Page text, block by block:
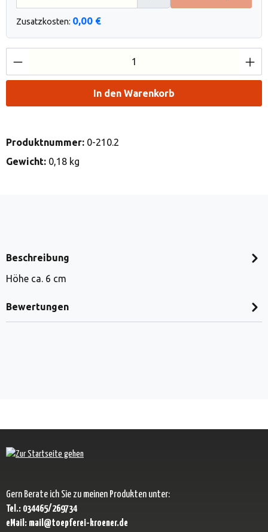
Zusatzkosten: 0,00 €
Produkt Anzahl: Gib den gewünschten
In den Warenkorb
Produktnummer: 0-210.2
Gewicht: 0,18 kg
Beschreibung
Höhe ca. 6 cm
Bewertungen
Gern Berate ich Sie zu meinen Produkten unter:
Tel.: 034465/269734
eMail: mail@toepferei-kroener.de